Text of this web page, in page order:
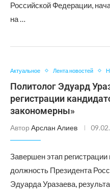
Российской Федерации,
на …
Актуальное Лента новостей
Политолог Эдуард
регистрации
закономерны»
Автор Арслан Алиев
Завершен этап
должность Президента
Эдуарда Уразаева,